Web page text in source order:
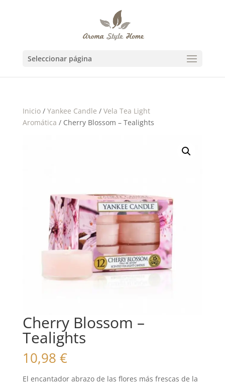
Seleccionar página
Inicio/ Yankee Candle / Vela Tea Light
Aromática / Cherry Blossom – Tealights
Cherry Blossom –
Tealights
10,98 €
El encantador abrazo de las flores más frescas de la